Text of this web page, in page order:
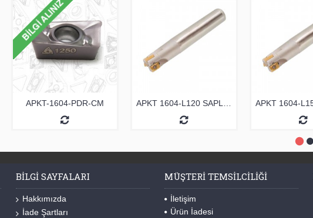
APKT-1604-PDR-CM
BILGI SAYFALARI
Hakkımızda
İade Şartları
MÜŞTERI TEMSILCILIĞI
İletişim
Ürün İadesi